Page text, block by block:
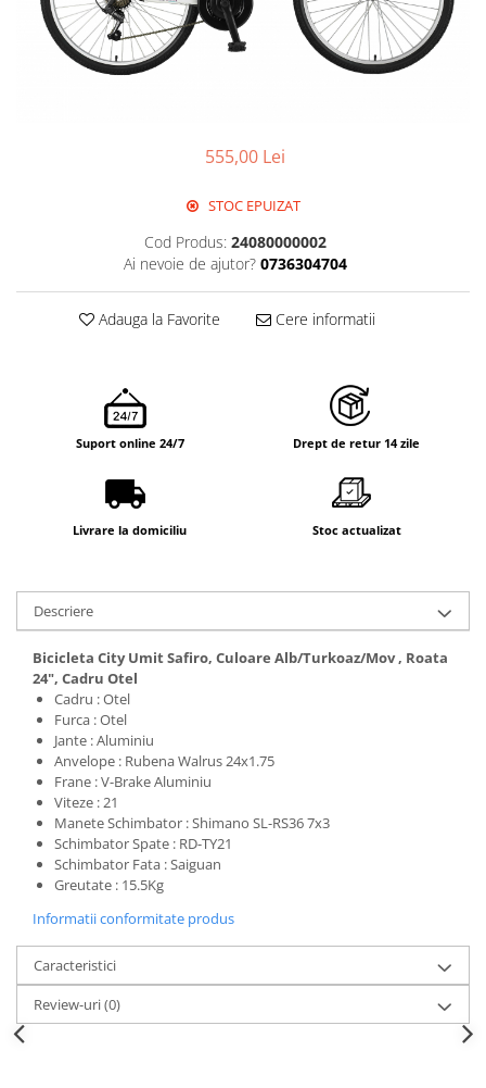
555,00 Lei
STOC EPUIZAT
Cod Produs: 24080000002
Ai nevoie de ajutor? 0736304704
Adauga la Favorite Cere informatii
Suport online 24/7 Drept de retur 14 zile
Livrare la domiciliu Stoc actualizat
Descriere
Bicicleta City Umit Safiro, Culoare Alb/Turkoaz/Mov , Roata
24", Cadru Otel
Cadru : Otel
Furca : Otel
Jante : Aluminiu
Anvelope : Rubena Walrus 24x1.75
Frane : V-Brake Aluminiu
Viteze : 21
Manete Schimbator : Shimano SL-RS36 7x3
Schimbator Spate : RD-TY21
Schimbator Fata : Saiguan
Greutate : 15.5Kg
Informatii conformitate produs
Caracteristici
Review-uri(0)